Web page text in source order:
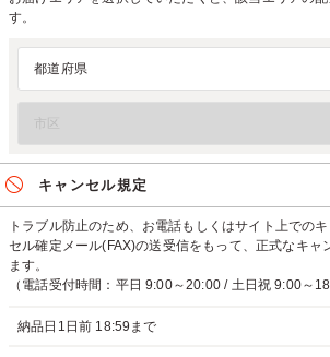
す。
キャンセル規定
トラブル防止のため、お電話もしくはサイト上での
セル確定メール(FAX)の送受信をもって、正式なキャ
ます。
（電話受付時間：平日 9:00～20:00 / 土日祝 9:00～
納品日1日前 18:59まで